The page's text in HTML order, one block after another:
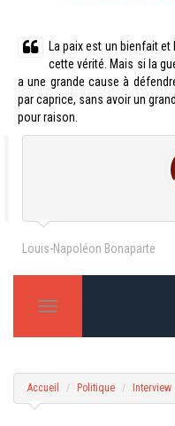
La paix est un bienfait
cette vérité. Mais si la
a une grande cause à
par caprice, sans avoir un
pour raison.
Louis-Napoléon Bonaparte
T
Accueil Politique Interview